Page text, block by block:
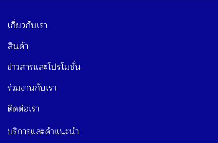
เกี่ยวกับเรา
สินค้า
ข่าวสารและโปรโมชั่น
ร่วมงานกับเรา
ติดต่อเรา
บริการและคำแนะนำ